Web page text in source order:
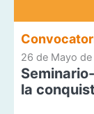
26 de Mayo
la